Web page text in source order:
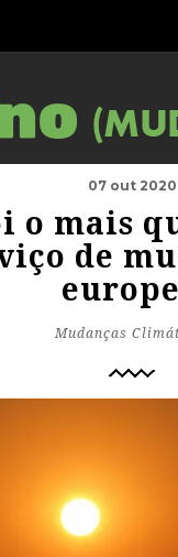
07 out 2020
o mais
de
Mudanças